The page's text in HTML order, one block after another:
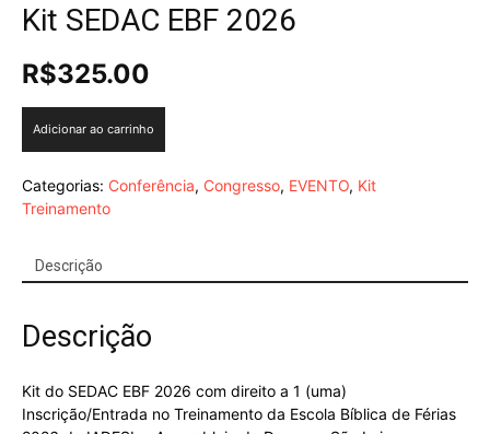
Kit SEDAC EBF 2026
R$325.00
2026
quantidade
Adicionar ao carrinho
Categorias: Conferência, Congresso, EVENTO, Kit
Treinamento
Descrição
Descrição
Kit do SEDAC EBF 2026 com direito a 1 (uma)
Inscrição/Entrada no Treinamento da Escola Bíblica de Férias